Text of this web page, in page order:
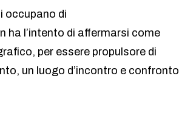
occupano di
ha l’intento di affermarsi come
per essere propulsore di
un luogo d’incontro e confronto